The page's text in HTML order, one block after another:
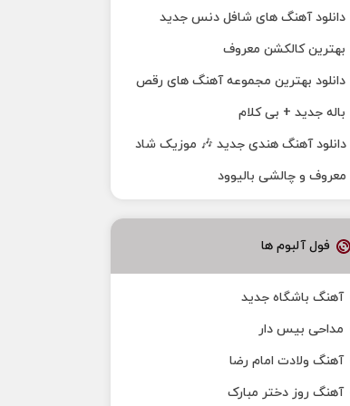
دانلود آهنگ های شافل دنس جدید
بهترین کالکشن معروف
دانلود بهترین مجموعه آهنگ های رقص
باله جدید + بی کلام
دانلود آهنگ هندی جدید 🎶 موزیک شاد
معروف و چالشی بالیوود
فول آلبوم ها
آهنگ باشگاه جدید
مداحی بیس دار
آهنگ ولادت امام رضا
آهنگ روز دختر مبارک